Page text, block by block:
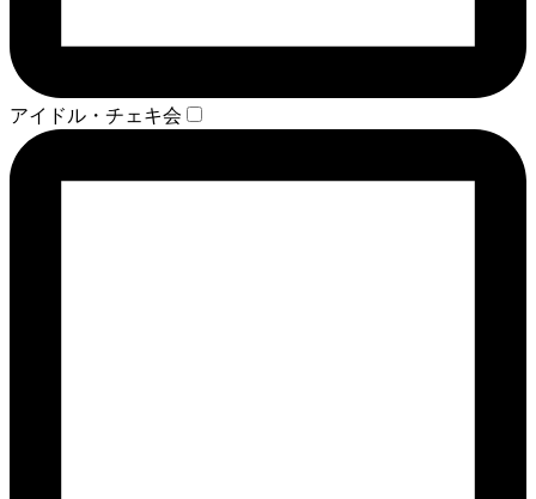
アイドル・チェキ会